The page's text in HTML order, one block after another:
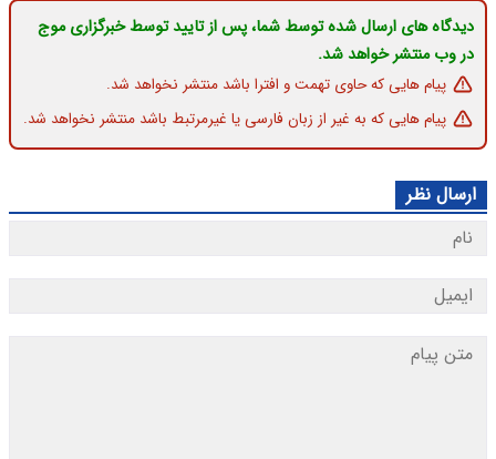
دیدگاه های ارسال شده توسط شما، پس از تایید توسط خبرگزاری موج
در وب منتشر خواهد شد.
پیام هایی که حاوی تهمت و افترا باشد منتشر نخواهد شد.
پیام هایی که به غیر از زبان فارسی یا غیرمرتبط باشد منتشر نخواهد شد.
ارسال نظر